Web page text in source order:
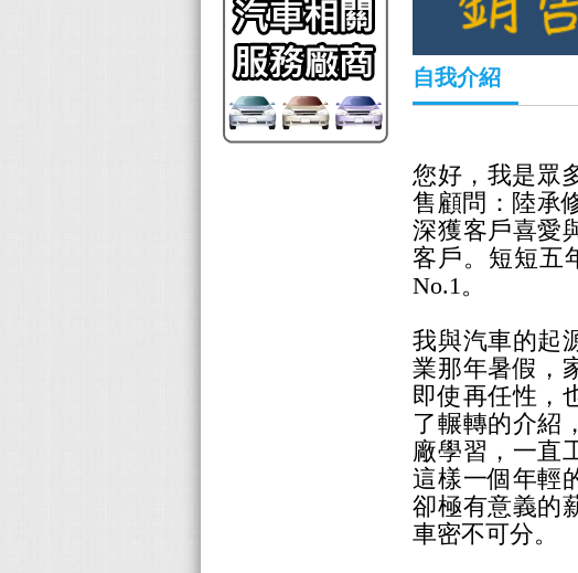
自我介紹
您好，我是眾
售顧問：陸承
深獲客戶喜愛
客戶。短短五
No.1。
我與汽車的起
業那年暑假，
即使再任性，
了輾轉的介紹
廠學習，一直
這樣一個年輕
卻極有意義的
車密不可分。